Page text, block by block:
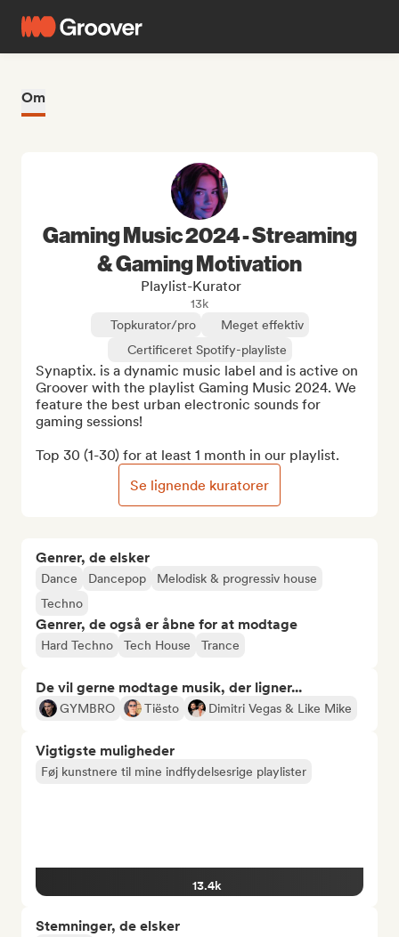
Om
Genrer, de elsker
Dance Dancepop
Melodisk & progressiv house
Techno
Genrer, de også er åbne for at modtage
Hard Techno Tech House Trance
De vil gerne modtage musik, der ligner...
GYMBRO Tiësto Dimitri Vegas & Like Mike
Vigtigste muligheder
Føj kunstnere til mine indflydelsesrige playlister
13.4k
Stemninger, de elsker
Gaming Music 2024 - Streaming
& Gaming Motivation
Playlist-Kurator
13k
Topkurator/pro
Meget effektiv
Certificeret Spotify-playliste
Synaptix. is a dynamic music label and is active on
Groover with the playlist Gaming Music 2024. We
feature the best urban electronic sounds for
gaming sessions!
Top 30 (1-30) for at least 1 month in our playlist.
Se lignende kuratorer